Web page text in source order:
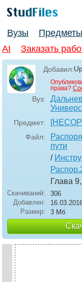
Вузы Предметы
AI
Заказать
Добавил:
права?
Вуз:
Предмет:
Файл:
пути
/
Глава
Скачиваний:
306
Добавлен:
Размер:
3 Мб